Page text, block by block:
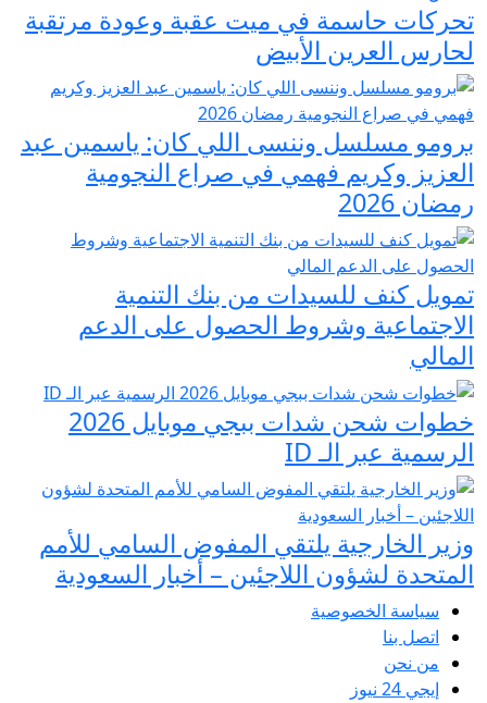
تحركات حاسمة في ميت عقبة وعودة مرتقبة
لحارس العرين الأبيض
برومو مسلسل وننسى اللي كان: ياسمين عبد
العزيز وكريم فهمي في صراع النجومية
رمضان 2026
تمويل كنف للسيدات من بنك التنمية
الاجتماعية وشروط الحصول على الدعم
المالي
خطوات شحن شدات ببجي موبايل 2026
الرسمية عبر الـ ID
وزير الخارجية يلتقي المفوض السامي للأمم
المتحدة لشؤون اللاجئين – أخبار السعودية
سياسة الخصوصية
اتصل بنا
من نحن
إيجي 24 نيوز